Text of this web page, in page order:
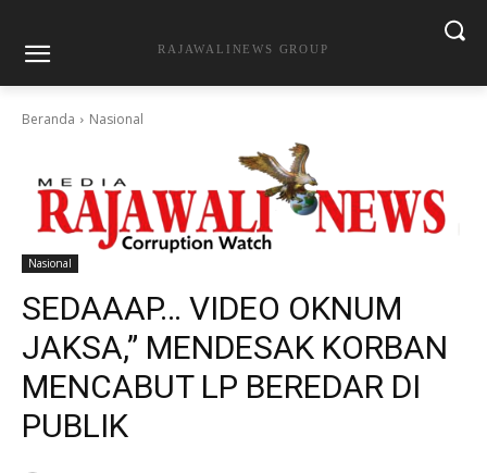
RAJAWALINEWS GROUP
Beranda Nasional
Nasional
SEDAAAP… VIDEO OKNUM
JAKSA,” MENDESAK KORBAN
MENCABUT LP BEREDAR DI
PUBLIK